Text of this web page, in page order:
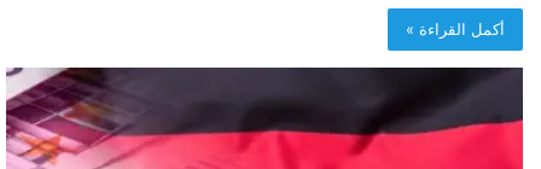
أكمل القراءة »